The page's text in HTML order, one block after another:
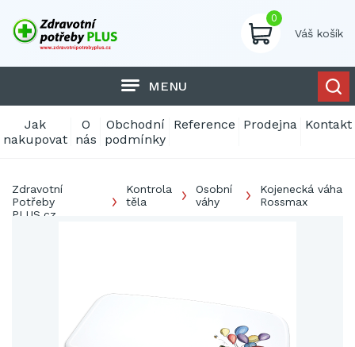
0
Váš košík
MENU
Jak
nakupovat
O
nás
Obchodní
podmínky
Reference Prodejna Kontakt
Zdravotní
Potřeby
PLUS.cz
Kontrola
těla
Osobní
váhy
Kojenecká váha
Rossmax